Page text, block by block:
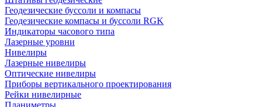
Геодезические буссоли и компасы
Геодезические компасы и буссоли RGK
Индикаторы часового типа
Лазерные уровни
Нивелиры
Лазерные нивелиры
Оптические нивелиры
Приборы вертикального проектирования
Рейки нивелирные
Планиметры